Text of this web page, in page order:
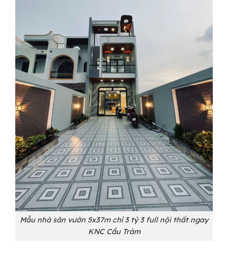
Mẫu nhà sân vườn 5x37m chỉ 3 tỷ 3 full nội thất ngay
KNC Cầu Tràm